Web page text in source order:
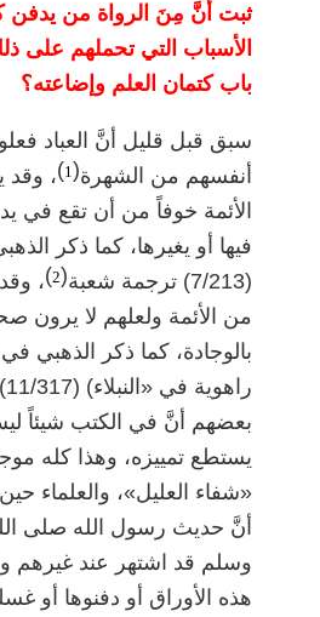
ثبت أنَّ مِنَ الرواة من يدفن
الأسباب التي تحملهم على
باب كتمان العلم وإضاعته؟
سبق قبل قليل أنَّ العباد
أنفسهم من الشهرة(
1
)،
الأئمة خوفاً من أن تقع في
فيها أو يغيرها، كما ذكر
(7/213) ترجمة شعبة
(
2
)،
من الأئمة ولعلهم لا يرون
بالوجادة، كما ذكر الذهبي
راهوية في «النبلاء) (11/317)
بعضهم أنَّ في الكتب شيئاً
يستطع تمييزه، وهذا كله
«شفاء العليل»، والعلماء
أنَّ حديث رسول الله صلى
وسلم قد اشتهر عند غيرهم
هذه الأوراق أو دفنوها أو